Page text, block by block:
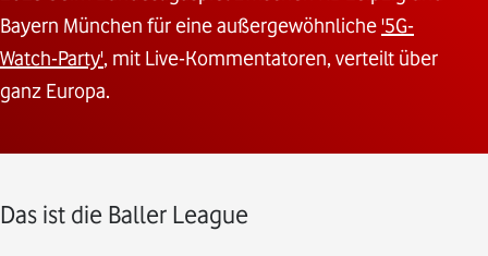
Bayern München für eine außergewöhnliche'5G-
Watch-Party', mit Live-Kommentatoren, verteilt über
ganz Europa.
Das ist die Baller League